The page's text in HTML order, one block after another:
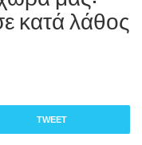
κατά λάθος
TWEET